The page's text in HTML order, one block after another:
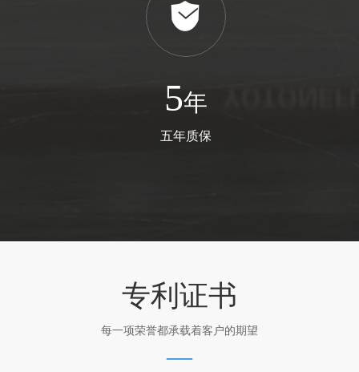
专利证书
每一项荣誉都承载着客户的期望
—
녇
5年
五年质保